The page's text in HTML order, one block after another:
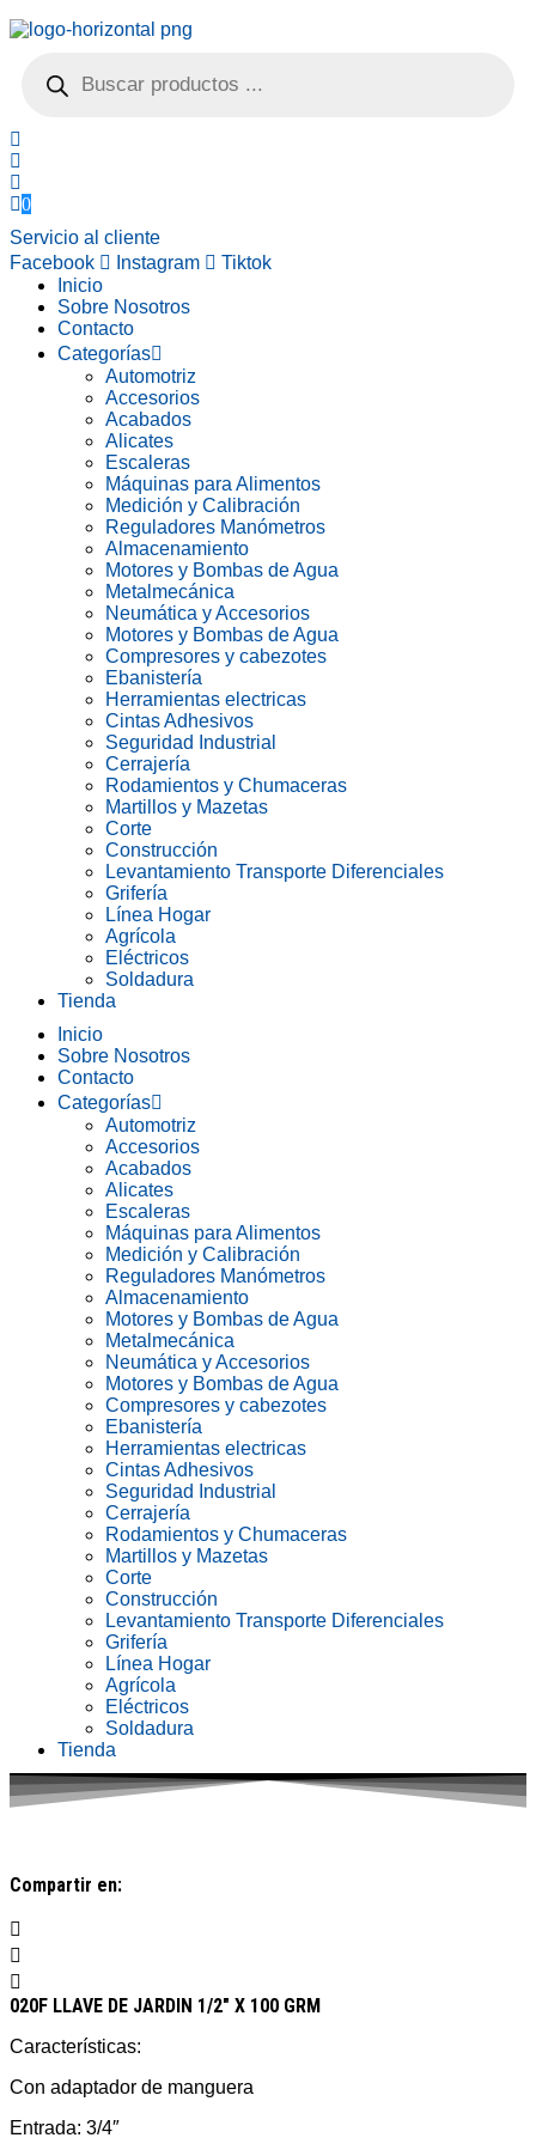
productos
0
Servicio al cliente
Facebook
Instagram
Tiktok
Inicio
Sobre Nosotros
Contacto
Categorías
Automotriz
Accesorios
Acabados
Alicates
Escaleras
Máquinas para Alimentos
Medición y Calibración
Reguladores Manómetros
Almacenamiento
Motores y Bombas de Agua
Metalmecánica
Neumática y Accesorios
Motores y Bombas de Agua
Compresores y cabezotes
Ebanistería
Herramientas electricas
Cintas Adhesivos
Seguridad Industrial
Cerrajería
Rodamientos y Chumaceras
Martillos y Mazetas
Corte
Construcción
Levantamiento Transporte Diferenciales
Grifería
Línea Hogar
Agrícola
Eléctricos
Soldadura
Tienda
Inicio
Sobre Nosotros
Contacto
Categorías
Automotriz
Accesorios
Acabados
Alicates
Escaleras
Máquinas para Alimentos
Medición y Calibración
Reguladores Manómetros
Almacenamiento
Motores y Bombas de Agua
Metalmecánica
Neumática y Accesorios
Motores y Bombas de Agua
Compresores y cabezotes
Ebanistería
Herramientas electricas
Cintas Adhesivos
Seguridad Industrial
Cerrajería
Rodamientos y Chumaceras
Martillos y Mazetas
Corte
Construcción
Levantamiento Transporte Diferenciales
Grifería
Línea Hogar
Agrícola
Eléctricos
Soldadura
Tienda
Compartir en:
020F LLAVE DE JARDIN 1/2″ X 100 GRM
Características:
Con adaptador de manguera
Entrada: 3/4″